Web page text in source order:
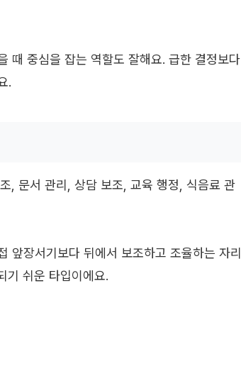
때 중심을 잡는 역할도 잘해요. 급한 결정보다
.
, 문서 관리, 상담 보조, 교육 행정, 식음료 관
앞장서기보다 뒤에서 보조하고 조율하는 자리
기 쉬운 타입이에요.